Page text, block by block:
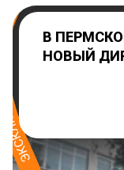
В
НОВЫЙ